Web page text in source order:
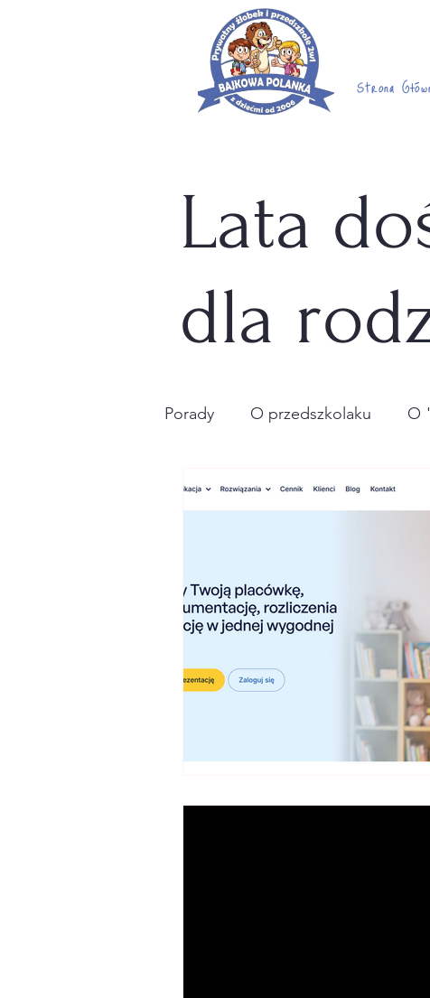
Strona
Lata
dla
Porady O przedszkolaku O
biznesowo poród+